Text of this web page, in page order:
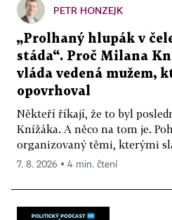
PETR HONZEJK
„Prolhaný hlupák v
stáda“. Proč Milana
vláda vedená mužem,
opovrhoval
Někteří říkají, že to byl
Knížáka. A něco na tom je.
organizovaný těmi, kterými
7. 8. 2026 ▪ 4 min. čtení